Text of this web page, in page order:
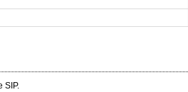
SIP.